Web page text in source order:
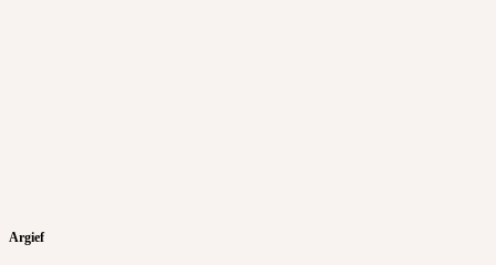
Argief